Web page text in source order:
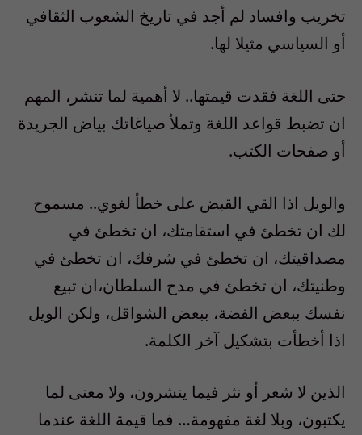
تخريب وافساد لم أجد في تاريخ الشعوب الثقافي
أو السياسي مثيلا لها.
حتى اللغة فقدت قيمتها.. لا أهمية لما تنشر، المهم
ان تضبط قواعد اللغة وتملأ صياغاتك بياض الجريدة
أو صفحات الكتب.
والويل اذا القي القبض على خطأ لغوي.. مسموح
لك ان تخطئ في استقامتك، ان تخطئ في
مصداقيتك، ان تخطئ في شرفك، ان تخطئ في
وطنيتك، ان تخطئ في مدح السلطان،ان تبيع
نفسك ببعض الفضة، ببعض الشواقل، ولكن الويل
اذا أخطأت بتشكيل آخر الكلمة.
الذين لا شعر أو نثر فيما ينشرون، ولا معنى لما
يكتبون، وبلا لغة مفهومة… فما قيمة اللغة عندما